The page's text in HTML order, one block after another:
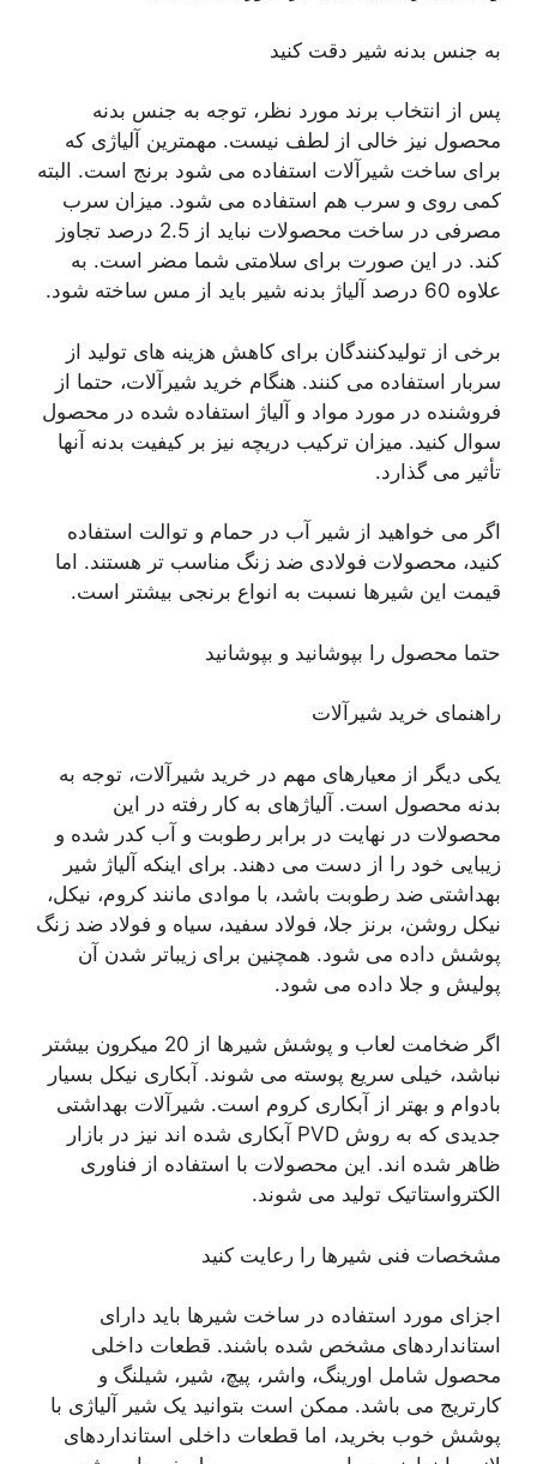
به جنس بدنه شیر دقت کنید
پس از انتخاب برند مورد نظر، توجه به جنس بدنه
محصول نیز خالی از لطف نیست. مهمترین آلیاژی که
برای ساخت شیرآلات استفاده می شود برنج است. البته
کمی روی و سرب هم استفاده می شود. میزان سرب
مصرفی در ساخت محصولات نباید از 2.5 درصد تجاوز
کند. در این صورت برای سلامتی شما مضر است. به
علاوه 60 درصد آلیاژ بدنه شیر باید از مس ساخته شود.
برخی از تولیدکنندگان برای کاهش هزینه های تولید از
سربار استفاده می کنند. هنگام خرید شیرآلات، حتما از
فروشنده در مورد مواد و آلیاژ استفاده شده در محصول
سوال کنید. میزان ترکیب دریچه نیز بر کیفیت بدنه آنها
تأثیر می گذارد.
اگر می خواهید از شیر آب در حمام و توالت استفاده
کنید، محصولات فولادی ضد زنگ مناسب تر هستند. اما
قیمت این شیرها نسبت به انواع برنجی بیشتر است.
حتما محصول را بپوشانید و بپوشانید
راهنمای خرید شیرآلات
یکی دیگر از معیارهای مهم در خرید شیرآلات، توجه به
بدنه محصول است. آلیاژهای به کار رفته در این
محصولات در نهایت در برابر رطوبت و آب کدر شده و
زیبایی خود را از دست می دهند. برای اینکه آلیاژ شیر
بهداشتی ضد رطوبت باشد، با موادی مانند کروم، نیکل،
نیکل روشن، برنز جلا، فولاد سفید، سیاه و فولاد ضد زنگ
پوشش داده می شود. همچنین برای زیباتر شدن آن
پولیش و جلا داده می شود.
اگر ضخامت لعاب و پوشش شیرها از 20 میکرون بیشتر
نباشد، خیلی سریع پوسته می شوند. آبکاری نیکل بسیار
بادوام و بهتر از آبکاری کروم است. شیرآلات بهداشتی
جدیدی که به روش PVD آبکاری شده اند نیز در بازار
ظاهر شده اند. این محصولات با استفاده از فناوری
الکترواستاتیک تولید می شوند.
مشخصات فنی شیرها را رعایت کنید
اجزای مورد استفاده در ساخت شیرها باید دارای
استانداردهای مشخص شده باشند. قطعات داخلی
محصول شامل اورینگ، واشر، پیچ، شیر، شیلنگ و
کارتریج می باشد. ممکن است بتوانید یک شیر آلیاژی با
پوشش خوب بخرید، اما قطعات داخلی استانداردهای